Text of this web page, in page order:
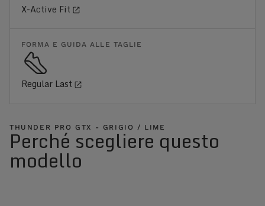
X-Active Fit
FORMA E GUIDA ALLE TAGLIE
Regular Last
THUNDER PRO GTX - GRIGIO / LIME
Perché scegliere questo
modello